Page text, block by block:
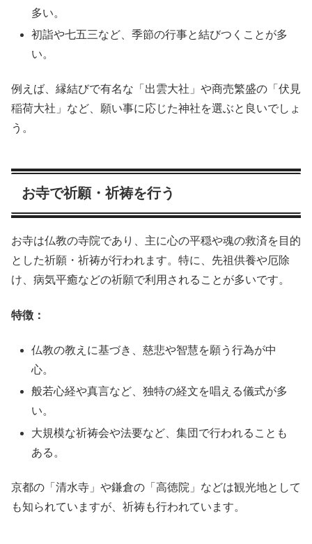
多い。
初詣や七五三など、季節の行事と結びつくことが多
い。
例えば、縁結びで有名な「出雲大社」や商売繁盛の「伏見
稲荷大社」など、願い事に応じた神社を選ぶと良いでしょ
う。
お寺で祈願・祈祷を行う
お寺は仏教の寺院であり、主に心の平穏や魂の救済を目的
とした祈願・祈祷が行われます。特に、先祖供養や厄除
け、病気平癒などの祈願で利用されることが多いです。
特徴：
仏教の教えに基づき、慈悲や智慧を願う行為が中
心。
般若心経や真言など、独特の経文を唱える儀式が多
い。
大規模な祈祷会や法要など、集団で行われることも
ある。
京都の「清水寺」や鎌倉の「高徳院」などは観光地として
も知られていますが、祈祷も行われています。